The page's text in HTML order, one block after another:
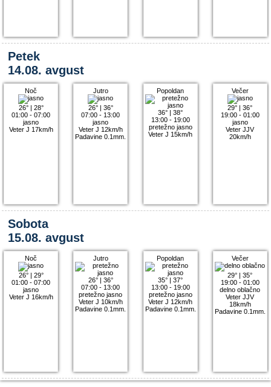
Petek
14.08. avgust
Noč
26°| 28°
01:00 - 07:00
jasno
Veter J 17km/h
Jutro
26°| 36°
07:00 - 13:00
jasno
Veter J 12km/h
Padavine 0.1mm.
Popoldan
36° |38°
13:00 - 19:00
pretežno jasno
Veter J 15km/h
Večer
29° |36°
19:00 - 01:00
jasno
Veter JJV
20km/h
Sobota
15.08. avgust
Noč
26°| 29°
01:00 - 07:00
jasno
Veter J 16km/h
Jutro
26°| 36°
07:00 - 13:00
pretežno jasno
Veter J 10km/h
Padavine 0.1mm.
Popoldan
35° |37°
13:00 - 19:00
pretežno jasno
Veter J 12km/h
Padavine 0.1mm.
Večer
29° |35°
19:00 - 01:00
delno oblačno
Veter JJV
18km/h
Padavine 0.1mm.